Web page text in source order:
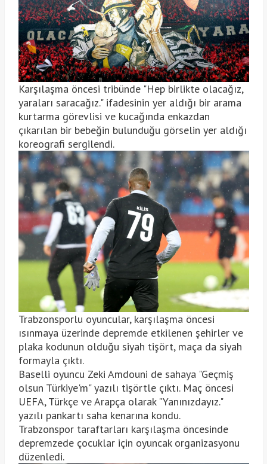
Karşılaşma öncesi tribünde "Hep birlikte olacağız,
yaraları saracağız." ifadesinin yer aldığı bir arama
kurtarma görevlisi ve kucağında enkazdan
çıkarılan bir bebeğin bulunduğu görselin yer aldığı
koreografi sergilendi.
Trabzonsporlu oyuncular, karşılaşma öncesi
ısınmaya üzerinde depremde etkilenen şehirler ve
plaka kodunun olduğu siyah tişört, maça da siyah
formayla çıktı.
Baselli oyuncu Zeki Amdouni de sahaya "Geçmiş
olsun Türkiye'm" yazılı tişörtle çıktı. Maç öncesi
UEFA, Türkçe ve Arapça olarak "Yanınızdayız."
yazılı pankartı saha kenarına kondu.
Trabzonspor taraftarları karşılaşma öncesinde
depremzede çocuklar için oyuncak organizasyonu
düzenledi.